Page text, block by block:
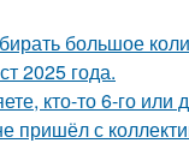
большое
2025 года.
кто-то 6-го или
пришёл с